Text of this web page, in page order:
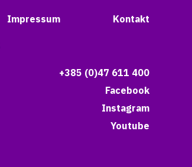
Impressum Kontakt
+385 (0)47 611 400
Facebook
Instagram
Youtube